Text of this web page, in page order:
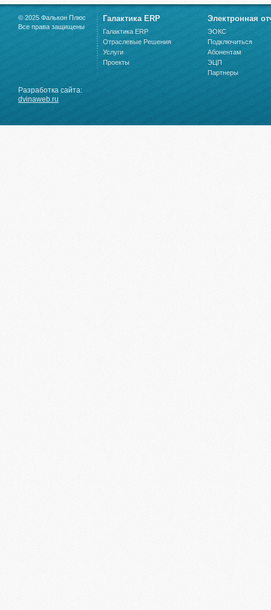
© 2025 Фалькон Плюс
Все права защищены
Разработка сайта:
dvinaweb.ru
Галактика ERP
Галактика ERP
Отраслевые Решения
Услуги
Проекты
Электронная
ЭОКС
Подключиться
Абонентам
ЭЦП
Партнеры